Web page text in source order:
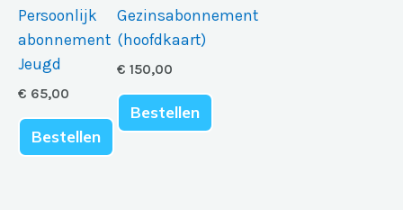
Persoonlijk
abonnement
Jeugd
€ 65,00
Bestellen
Gezinsabonnement
(hoofdkaart)
€ 150,00
Bestellen